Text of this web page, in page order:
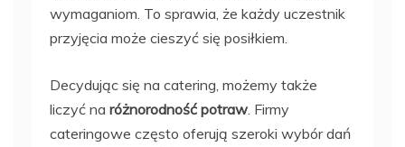
wymaganiom. To sprawia, że każdy uczestnik
przyjęcia może cieszyć się posiłkiem.
Decydując się na catering, możemy także
liczyć na różnorodność potraw. Firmy
cateringowe często oferują szeroki wybór dań